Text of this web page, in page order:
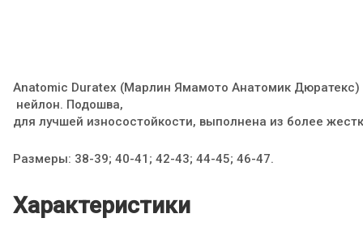
Anatomic Duratex (Марлин Ямамото Анатомик
нейлон. Подошва,
для лучшей износостойкости, выполнена из более
Размеры: 38-39; 40-41; 42-43; 44-45; 46-47.
Характеристики